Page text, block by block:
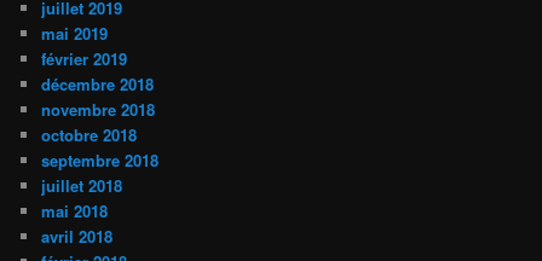
juillet 2019
mai 2019
février 2019
décembre 2018
novembre 2018
octobre 2018
septembre 2018
juillet 2018
mai 2018
avril 2018